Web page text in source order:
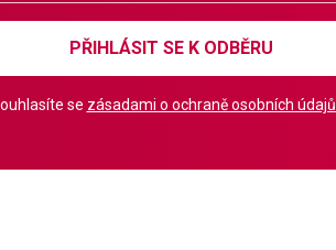
PŘIHLÁSIT SE K ODBĚRU
se zásadami o ochraně osobních údajů.